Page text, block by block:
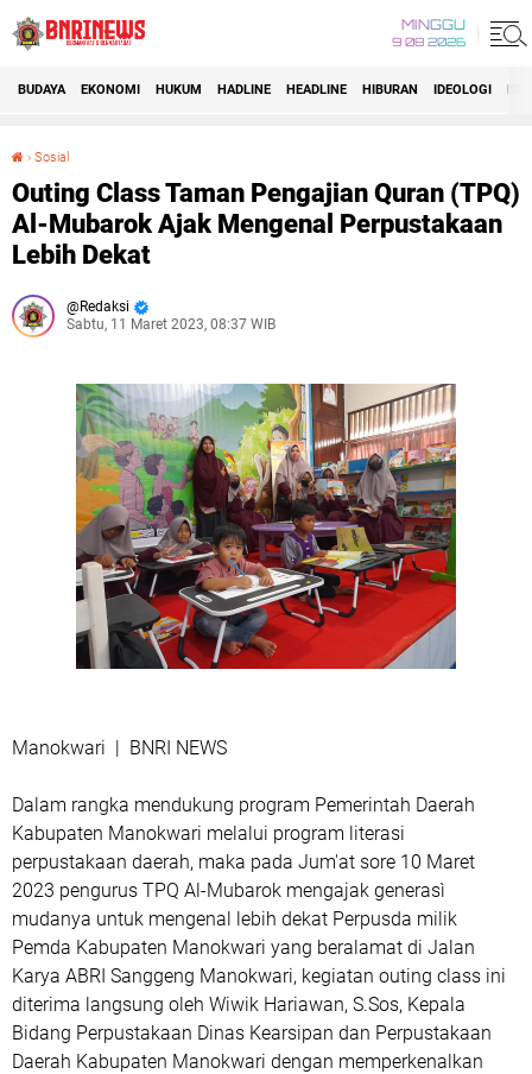
MINGGU
9 08 2026
BUDAYA EKONOMI HUKUM HADLINE HEADLINE HIBURAN IDEOLOGI
› Sosial
Outing Class Taman Pengajian Quran (TPQ)
Al-Mubarok Ajak Mengenal Perpustakaan
Lebih Dekat
Redaksi
Sabtu, 11 Maret 2023, 08:37 WIB
Manokwari | BNRI NEWS
Dalam rangka mendukung program Pemerintah Daerah
Kabupaten Manokwari melalui program literasi
perpustakaan daerah, maka pada Jum'at sore 10 Maret
2023 pengurus TPQ Al-Mubarok mengajak generasì
mudanya untuk mengenal lebih dekat Perpusda milik
Pemda Kabupaten Manokwari yang beralamat di Jalan
Karya ABRI Sanggeng Manokwari, kegiatan outing class ini
diterima langsung oleh Wiwik Hariawan, S.Sos, Kepala
Bidang Perpustakaan Dinas Kearsipan dan Perpustakaan
Daerah Kabupaten Manokwari dengan memperkenalkan